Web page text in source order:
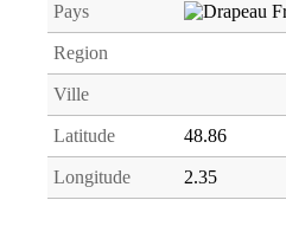
Pays
Region
Ville
Latitude 48.86
Longitude 2.35